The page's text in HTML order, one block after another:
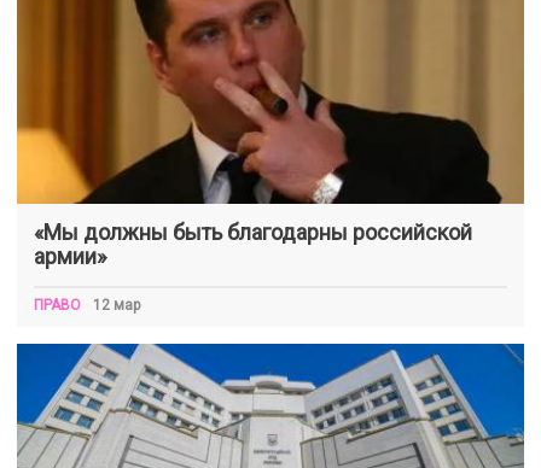
«Мы должны быть благодарны российской
армии»
ПРАВО 12 мар